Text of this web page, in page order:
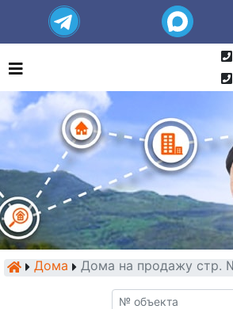
Дома Дома на продажу стр.